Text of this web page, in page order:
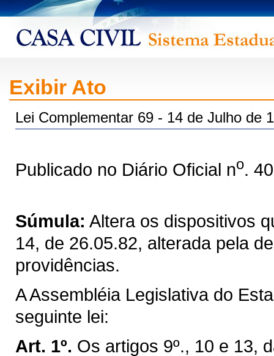
Exibir Ato
Lei Complementar 69 - 14 de Julho de
Publicado no Diário Oficial no.
Súmula: Altera os dispositivos
14, de 26.05.82, alterada pela
providências.
A Assembléia Legislativa do
seguinte lei:
Art. 1º. Os artigos 9º., 10 e 13,